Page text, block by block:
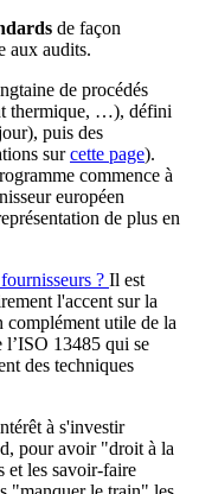
de façon
aux audits.
de procédés
thermique, …), défini
puis des
surcette page).
commence à
européen
de plus en
? Il est
l'accent sur la
complément utile de la
l’ISO 13485 qui se
des techniques
à s'investir
pour avoir "droit à la
et les savoir-faire